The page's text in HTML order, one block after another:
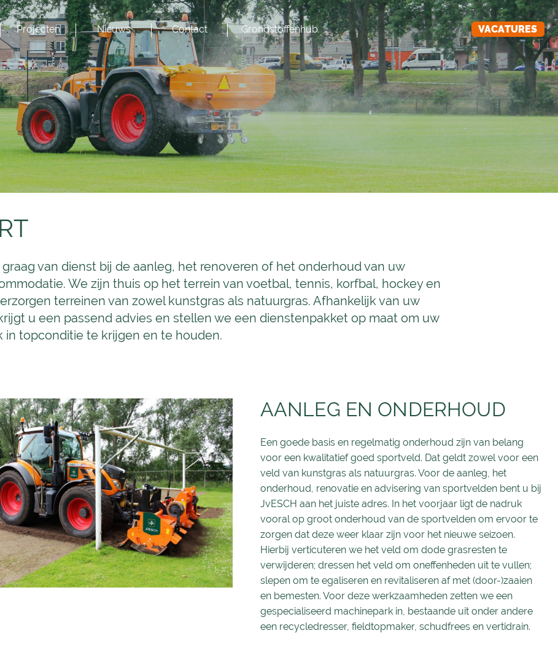
Projecten Nieuws Contact Grondstoffenhub VACATURES
van dienst bij de aanleg, het renoveren of het onderhoud van uw
We zijn thuis op het terrein van voetbal, tennis, korfbal, hockey en
terreinen van zowel kunstgras als natuurgras. Afhankelijk van uw
u een passend advies en stellen we een dienstenpakket op maat om uw
in topconditie te krijgen en te houden.
AANLEG EN ONDERHOUD
Een goede basis en regelmatig onderhoud zijn van belang
voor een kwalitatief goed sportveld. Dat geldt zowel voor een
veld van kunstgras als natuurgras. Voor de aanleg, het
onderhoud, renovatie en advisering van sportvelden bent u bij
JvESCH aan het juiste adres. In het voorjaar ligt de nadruk
vooral op groot onderhoud van de sportvelden om ervoor te
zorgen dat deze weer klaar zijn voor het nieuwe seizoen.
Hierbij verticuteren we het veld om dode grasresten te
verwijderen; dressen het veld om oneffenheden uit te vullen;
slepen om te egaliseren en revitaliseren af met (door-)zaaien
en bemesten. Voor deze werkzaamheden zetten we een
gespecialiseerd machinepark in, bestaande uit onder andere
een recycledresser, fieldtopmaker, schudfrees en vertidrain.